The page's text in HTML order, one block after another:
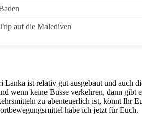
auf die Malediven
ist relativ gut ausgebaut und auch
wenn keine Busse verkehren, dann
zu abenteuerlich ist, könnt Ihr
habe ich jetzt für Euch.